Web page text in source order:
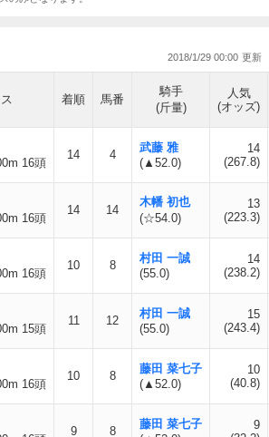
2018/1/29 00:00
着順 馬番
騎手
(斤量)
人気
(オッズ)
16頭
14 4
武藤 雅
(▲52.0)
14
(267.8)
16頭
14 14
木幡 初也
(☆54.0)
13
(223.3)
16頭
10 8
村田 一誠
(55.0)
14
(238.2)
15頭
11 12
村田 一誠
(55.0)
15
(243.4)
16頭
10 8
藤田 菜七子
(▲52.0)
10
(40.8)
9 8
藤田 菜七子
9